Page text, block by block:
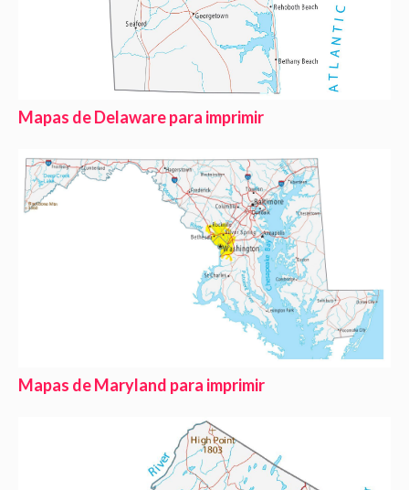
Mapas de Delaware para imprimir
Mapas de Maryland para imprimir